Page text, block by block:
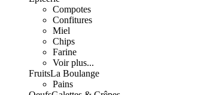
Compotes
Confitures
Miel
Chips
Farine
Voir plus...
FruitsLa Boulange
Pains